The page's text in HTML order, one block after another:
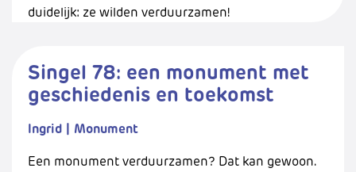
duidelijk: ze wilden verduurzamen!
Singel 78: een monument met
geschiedenis en toekomst
Ingrid | Monument
Een monument verduurzamen? Dat kan gewoon.